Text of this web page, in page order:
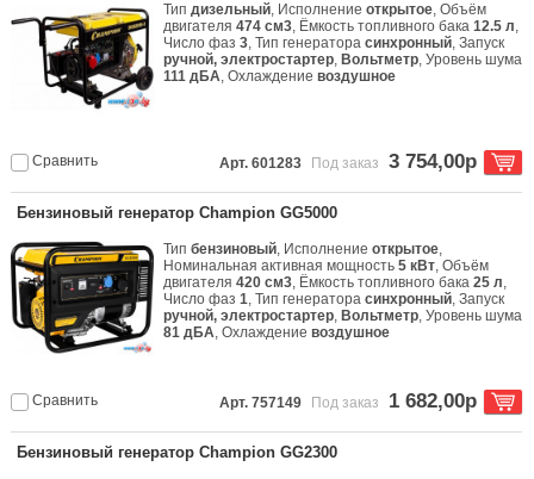
Типдизельный, Исполнениеоткрытое, Объём
двигателя474 см3, Ёмкость топливного бака12.5 л,
Число фаз3, Тип генераторасинхронный, Запуск
ручной, электростартер, Вольтметр, Уровень шума
111 дБА, Охлаждениевоздушное
Сравнить Арт. 601283 Под заказ 3 754,00р
Бензиновый генератор Champion GG5000
Типбензиновый, Исполнениеоткрытое,
Номинальная активная мощность5 кВт, Объём
двигателя420 см3, Ёмкость топливного бака25 л,
Число фаз1, Тип генераторасинхронный, Запуск
ручной, электростартер, Вольтметр, Уровень шума
81 дБА, Охлаждениевоздушное
Сравнить Арт. 757149 Под заказ 1 682,00р
Бензиновый генератор Champion GG2300